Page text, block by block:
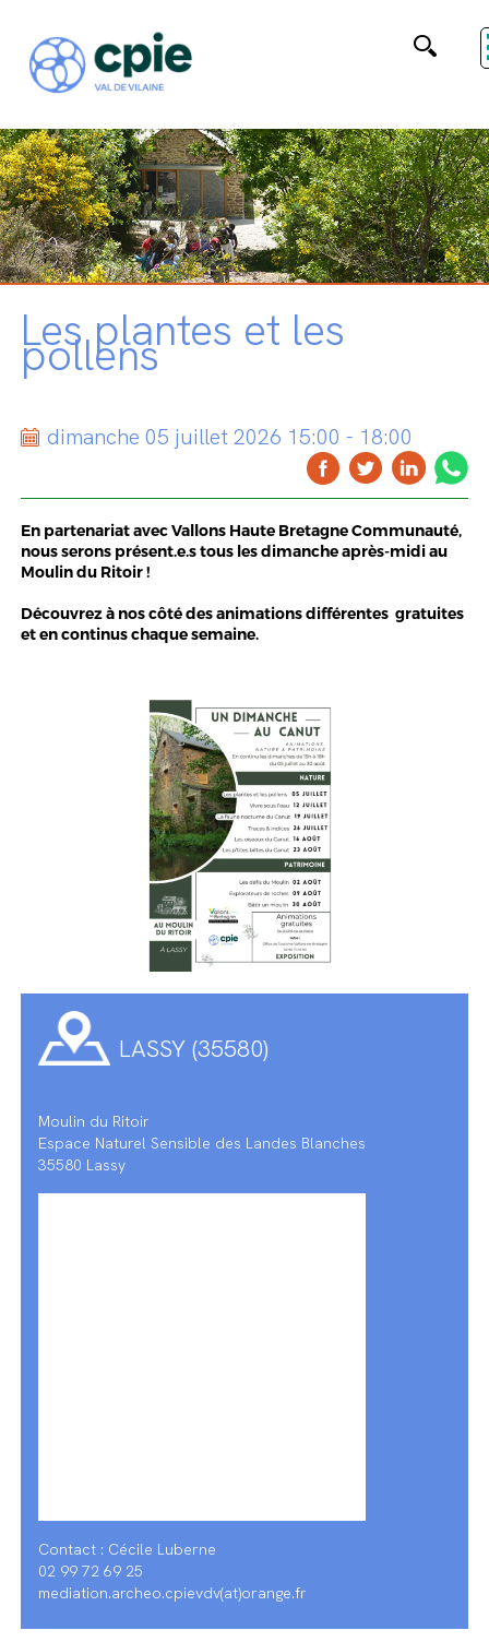
Les plantes et les
pollens
dimanche 05 juillet 2026 15:00 - 18:00
En partenariat avec Vallons Haute Bretagne Communauté,
nous serons présent.e.s tous les dimanche après-midi au
Moulin du Ritoir !
Découvrez à nos côté des animations différentes gratuites
et en continus chaque semaine.
LASSY (35580)
Moulin du Ritoir
Espace Naturel Sensible des Landes Blanches
35580 Lassy
Contact : Cécile Luberne
02 99 72 69 25
mediation.archeo.cpievdv(at)orange.fr